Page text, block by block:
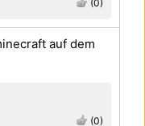
(0)
(0)
auf dem